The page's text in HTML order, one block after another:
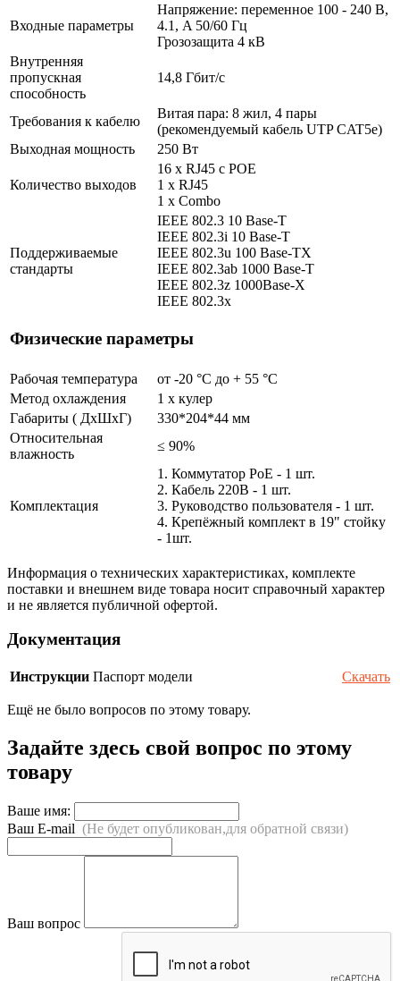
Входные параметры
Напряжение: переменное 100 - 240 В,
4.1, A 50/60 Гц
Грозозащита 4 кВ
Внутренняя
пропускная
способность
14,8 Гбит/с
Требования к кабелю
Витая пара: 8 жил, 4 пары
(рекомендуемый кабель UTP CAT5e)
Выходная мощность
250 Вт
Количество выходов
16 х RJ45 с POE
1 x RJ45
1 x Combo
Поддерживаемые
стандарты
IEEE 802.3 10 Base-T
IEEE 802.3i 10 Base-T
IEEE 802.3u 100 Base-TX
IEEE 802.3ab 1000 Base-T
IEEE 802.3z 1000Base-X
IEEE 802.3x
Физические параметры
Рабочая температура
от -20 °С до + 55 °C
Метод охлаждения
1 x кулер
Габариты ( ДхШхГ)
330*204*44 мм
Относительная
влажность
≤ 90%
Комплектация
1. Коммутатор PoE - 1 шт.
2. Кабель 220В - 1 шт.
3. Руководство пользователя - 1 шт.
4. Крепёжный комплект в 19" стойку
- 1шт.
Информация о технических характеристиках, комплекте
поставки и внешнем виде товара носит справочный характер
и не является публичной офертой.
Документация
Инструкции Паспорт модели Скачать
Ещё не было вопросов по этому товару.
Задайте здесь свой вопрос по этому
товару
Ваше имя:
Ваш E-mail (Не будет опубликован,для обратной связи)
Ваш вопрос